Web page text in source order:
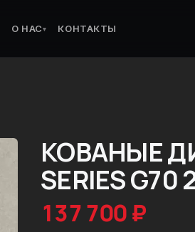
О НАС▾ КОНТАКТЫ
КОВАНЫЕ
SERIES
137 700 ₽